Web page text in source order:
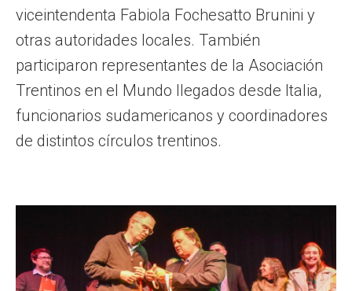
viceintendenta Fabiola Fochesatto Brunini y
otras autoridades locales. También
participaron representantes de la Asociación
Trentinos en el Mundo llegados desde Italia,
funcionarios sudamericanos y coordinadores
de distintos círculos trentinos.